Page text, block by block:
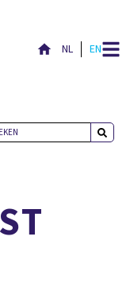
NL EN